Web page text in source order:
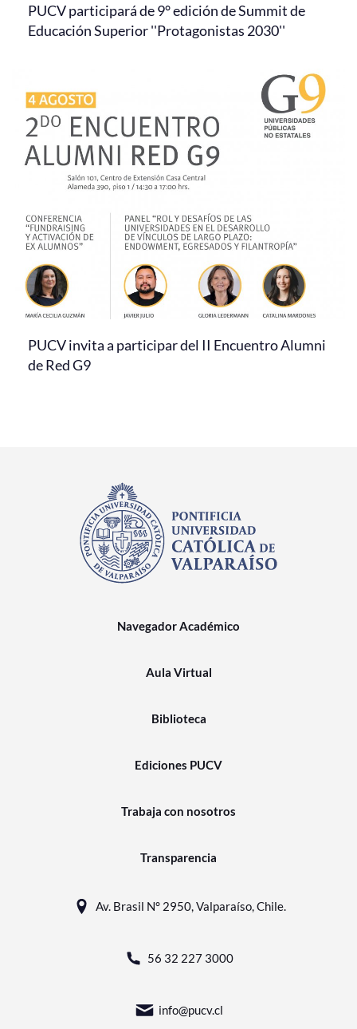
PUCV participará de 9° edición de Summit de
Educación Superior ''Protagonistas 2030''
PUCV invita a participar del II Encuentro Alumni
de Red G9
Navegador Académico
Aula Virtual
Biblioteca
Ediciones PUCV
Trabaja con nosotros
Transparencia
Av. Brasil N° 2950, Valparaíso, Chile.
56 32 227 3000
info@pucv.cl